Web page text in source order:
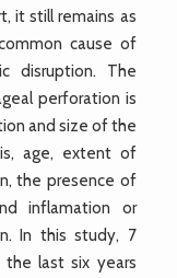
it still remains as
cause of
disruption. The
perforation is
and size of the
age, extent of
the presence of
inflamation or
In this study, 7
the last six years